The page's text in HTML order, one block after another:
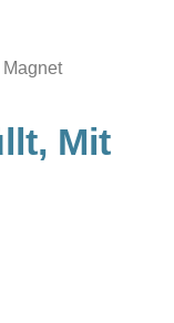
Mit